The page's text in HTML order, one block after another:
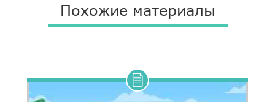
Похожие материалы